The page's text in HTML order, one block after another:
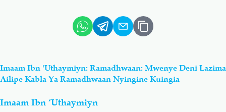
Hadiyth
Aqiydah Manhaj
Shirki & Kufru
Imaam Ibn 'Uthaymiyn: Ramadhwaan: Mwenye Deni Lazima
Ailipe Kabla Ya Ramadhwaan Nyingine Kuingia
Imaam Ibn ‘Uthaymiyn